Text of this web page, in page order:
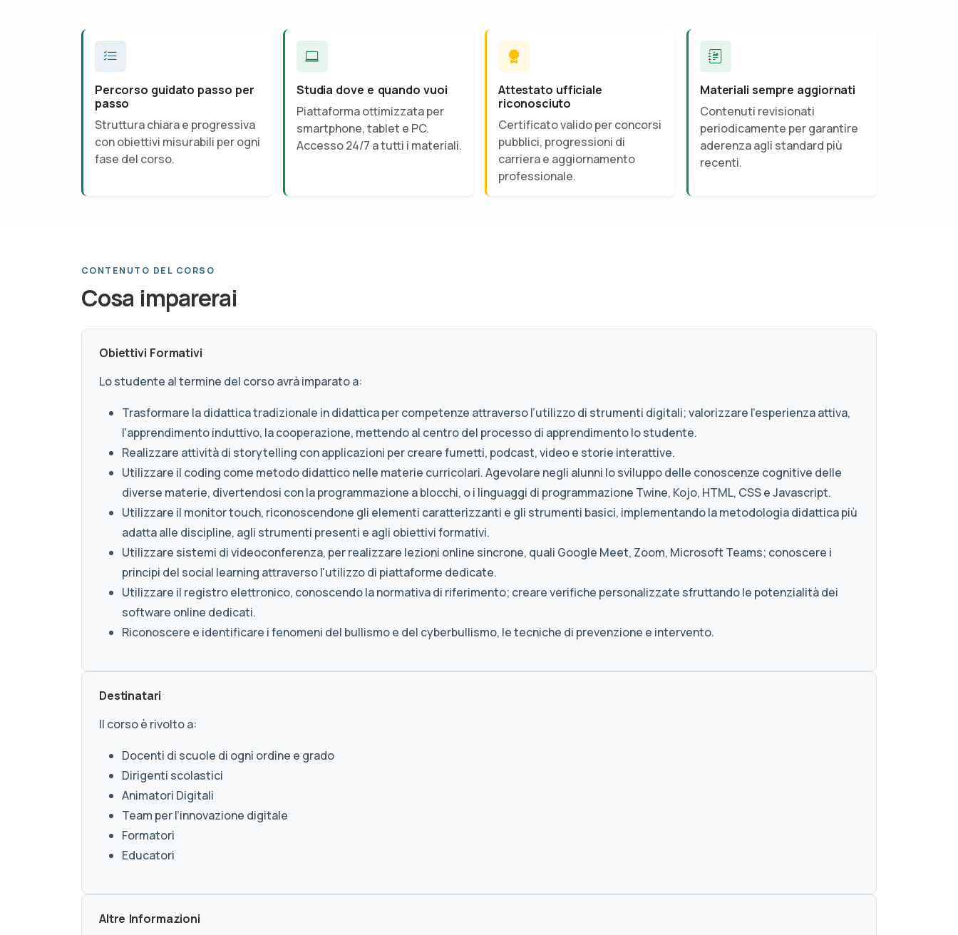
Percorso guidato passo per
passo
Struttura chiara e progressiva
con obiettivi misurabili per ogni
fase del corso.
Studia dove e quando vuoi
Piattaforma ottimizzata per
smartphone, tablet e PC.
Accesso 24/7 a tutti i materiali.
Attestato ufficiale
riconosciuto
Certificato valido per concorsi
pubblici, progressioni di
carriera e aggiornamento
professionale.
Materiali sempre aggiornati
Contenuti revisionati
periodicamente per garantire
aderenza agli standard più
recenti.
CONTENUTO DEL CORSO
Cosa imparerai
Obiettivi Formativi
Lo studente al termine del corso avrà imparato a:
Trasformare la didattica tradizionale in didattica per competenze attraverso l’utilizzo di strumenti digitali; valorizzare l'esperienza attiva,
l'apprendimento induttivo, la cooperazione, mettendo al centro del processo di apprendimento lo studente.
Realizzare attività di storytelling con applicazioni per creare fumetti, podcast, video e storie interattive.
Utilizzare il coding come metodo didattico nelle materie curricolari. Agevolare negli alunni lo sviluppo delle conoscenze cognitive delle
diverse materie, divertendosi con la programmazione a blocchi, o i linguaggi di programmazione Twine, Kojo, HTML, CSS e Javascript.
Utilizzare il monitor touch, riconoscendone gli elementi caratterizzanti e gli strumenti basici, implementando la metodologia didattica più
adatta alle discipline, agli strumenti presenti e agli obiettivi formativi.
Utilizzare sistemi di videoconferenza, per realizzare lezioni online sincrone, quali Google Meet, Zoom, Microsoft Teams; conoscere i
principi del social learning attraverso l'utilizzo di piattaforme dedicate.
Utilizzare il registro elettronico, conoscendo la normativa di riferimento; creare verifiche personalizzate sfruttando le potenzialità dei
software online dedicati.
Riconoscere e identificare i fenomeni del bullismo e del cyberbullismo, le tecniche di prevenzione e intervento.
Destinatari
Il corso è rivolto a:
Docenti di scuole di ogni ordine e grado
Dirigenti scolastici
Animatori Digitali
Team per l’innovazione digitale
Formatori
Educatori
Altre Informazioni